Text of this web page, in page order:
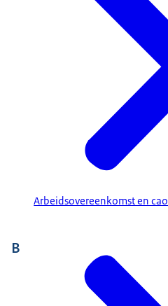
Arbeidsovereenkomst en cao
B